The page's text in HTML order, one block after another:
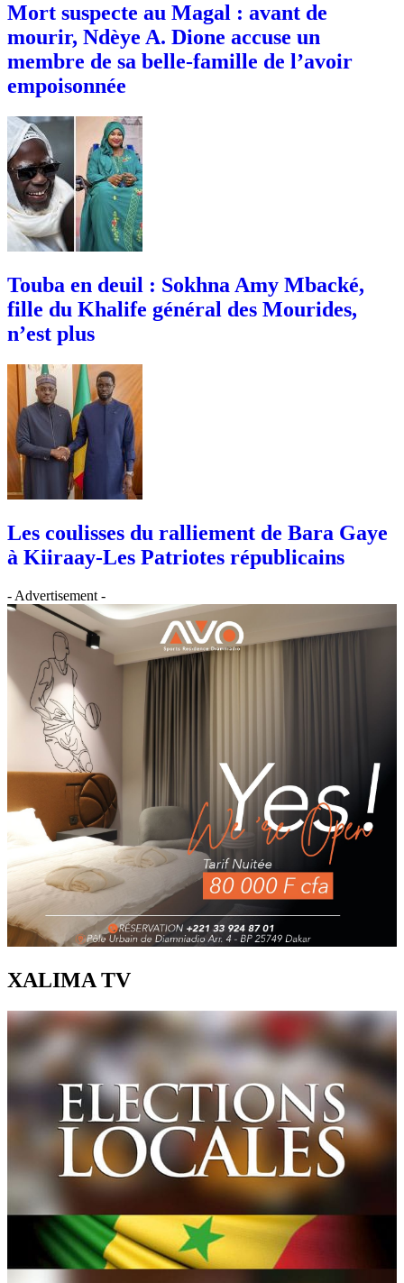
Mort suspecte au Magal : avant de
mourir, Ndèye A. Dione accuse un
membre de sa belle-famille de l’avoir
empoisonnée
Touba en deuil : Sokhna Amy Mbacké,
fille du Khalife général des Mourides,
n’est plus
Les coulisses du ralliement de Bara Gaye
à Kiiraay-Les Patriotes républicains
- Advertisement -
XALIMA TV